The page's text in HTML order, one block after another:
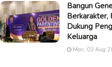
Bangun
Berkarakter,
Dukung
Keluarga
Mon, 03 Aug